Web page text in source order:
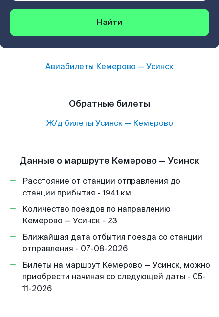
Найти
Авиабилеты Кемерово — Усинск
Обратные билеты
Ж/д билеты Усинск— Кемерово
Данные о маршруте Кемерово — Усинск
Расстояние от станции отправления до
станции прибытия - 1941 км.
Количество поездов по направлению
Кемерово — Усинск - 23
Ближайшая дата отбытия поезда со станции
отправления - 07-08-2026
Билеты на маршрут Кемерово — Усинск, можно
приобрести начиная со следующей даты - 05-
11-2026